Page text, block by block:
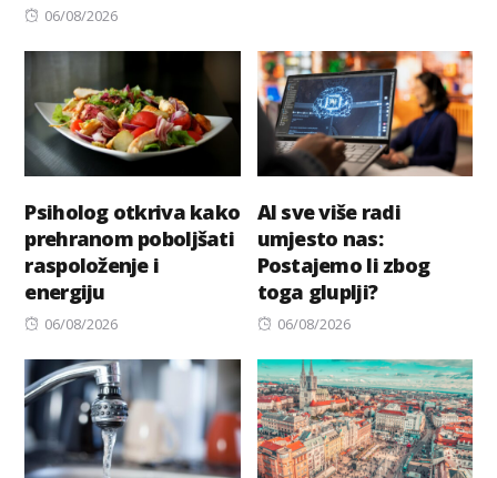
Posted
06/08/2026
Psiholog otkriva kako
prehranom poboljšati
raspoloženje i
energiju
Posted
06/08/2026
AI sve više radi
umjesto nas:
Postajemo li zbog
toga gluplji?
Posted
06/08/2026